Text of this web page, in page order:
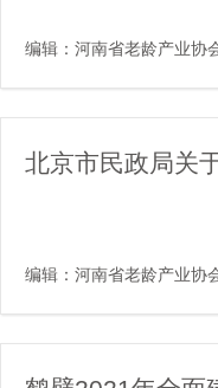
编辑：河南省老龄产业协
北京市民政局关
编辑：河南省老龄产业协